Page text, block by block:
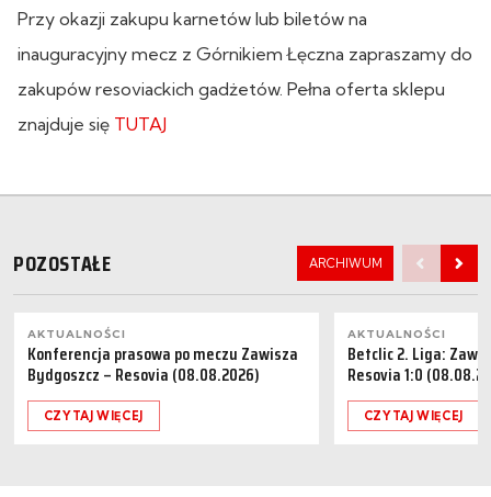
Przy okazji zakupu karnetów lub biletów na
inauguracyjny mecz z Górnikiem Łęczna zapraszamy do
zakupów resoviackich gadżetów. Pełna oferta sklepu
znajduje się TUTAJ
POZOSTAŁE ARCHIWUM
AKTUALNOŚCI
Konferencja prasowa po meczu Zawisza
Bydgoszcz – Resovia (08.08.2026)
CZYTAJ WIĘCEJ
AKTUALNOŚCI
Betclic 2. Liga:
Resovia 1:0
CZYTAJ WIĘCEJ